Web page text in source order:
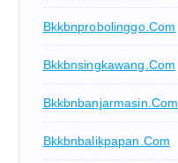
Bkkbnprobolinggo.com
Bkkbnsingkawang.com
Bkkbnbanjarmasin.com
Bkkbnbalikpapan.com